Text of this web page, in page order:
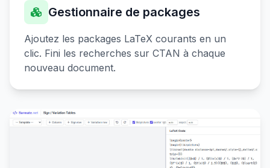
Gestionnaire de packages
Ajoutez les packages LaTeX courants en un
clic. Fini les recherches sur CTAN à chaque
nouveau document.